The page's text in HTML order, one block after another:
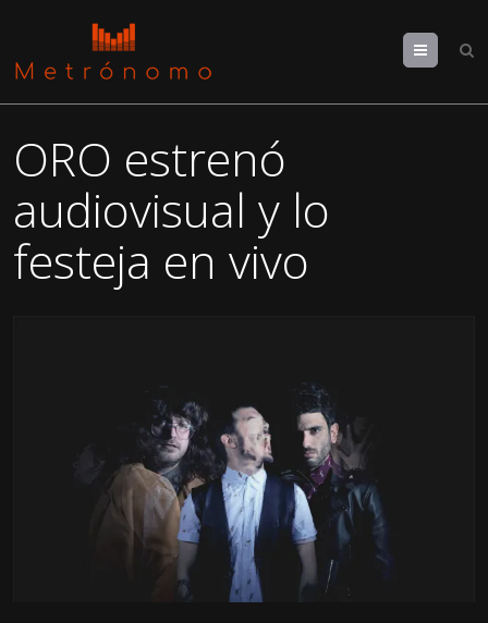
Menu
ORO estrenó
audiovisual y lo
festeja en vivo